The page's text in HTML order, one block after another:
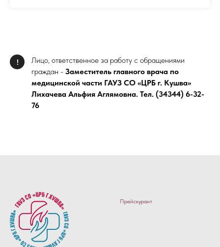
!
Лицо, ответственное за работу с обращениями
граждан - Заместитель главного врача по
медицинской части ГАУЗ СО «ЦРБ г. Кушва»
Лихачева Альфия Аглямовна. Тел. (34344) 6-32-
76
Прейскурант